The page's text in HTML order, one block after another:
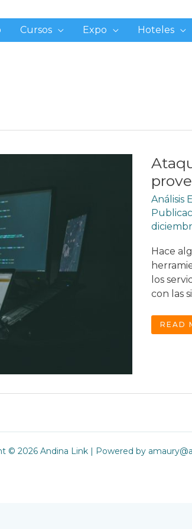
Cursos Expo Hoteles
Análisis
Hace
los
con las
READ
© 2026 Andina Link | Powered by